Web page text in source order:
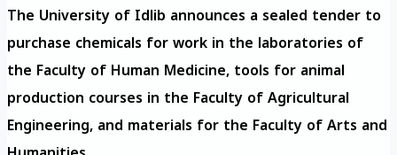
The University of Idlib announces a sealed tender to
purchase chemicals for work in the laboratories of
the Faculty of Human Medicine, tools for animal
production courses in the Faculty of Agricultural
Engineering, and materials for the Faculty of Arts and